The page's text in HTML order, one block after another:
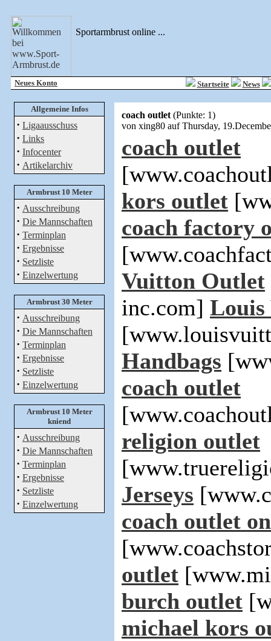
Sportarmbrust online ...
Neues Konto Startseite News
Allgemeine Infos
· Ligaausschuss
· Links
· Infocenter
· Artikelarchiv
Armbrust 10 Meter
· Ausschreibung
· Die Mannschaften
· Terminplan
· Ergebnisse
· Setzliste
· Einzelwertung
Armbrust 30 Meter
· Ausschreibung
· Die Mannschaften
· Terminplan
· Ergebnisse
· Setzliste
· Einzelwertung
Armbrust 10 Meter
kniend
· Ausschreibung
· Die Mannschaften
· Terminplan
· Ergebnisse
· Setzliste
· Einzelwertung
coach outlet (Punkte: 1)
von xing80 auf Thursday,
coach outlet
kors outlet
coach factory
Vuitton Outlet
inc.com]
Handbags
coach outlet
religion outlet
Jerseys
coach outlet
outlet
burch outlet
michael kors